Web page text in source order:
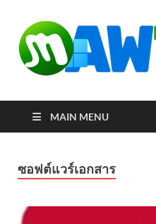
MAIN MENU
ซอฟต์แวร์เอกสาร